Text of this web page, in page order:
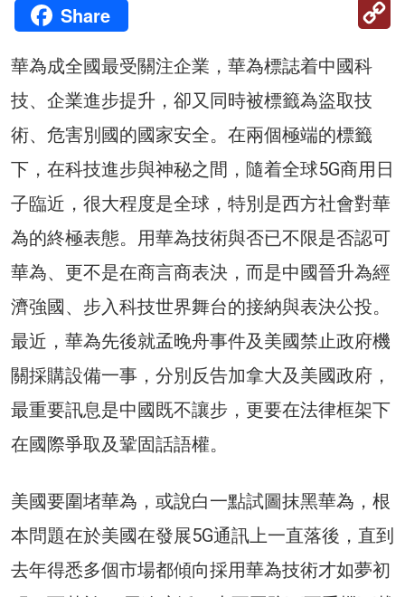
Share
華為成全國最受關注企業，華為標誌着中國科
技、企業進步提升，卻又同時被標籤為盜取技
術、危害別國的國家安全。在兩個極端的標籤
下，在科技進步與神秘之間，隨着全球5G商用日
子臨近，很大程度是全球，特別是西方社會對華
為的終極表態。用華為技術與否已不限是否認可
華為、更不是在商言商表決，而是中國晉升為經
濟強國、步入科技世界舞台的接納與表決公投。
最近，華為先後就孟晚舟事件及美國禁止政府機
關採購設備一事，分別反告加拿大及美國政府，
最重要訊息是中國既不讓步，更要在法律框架下
在國際爭取及鞏固話語權。
美國要圍堵華為，或說白一點試圖抹黑華為，根
本問題在於美國在發展5G通訊上一直落後，直到
去年得悉多個市場都傾向採用華為技術才如夢初